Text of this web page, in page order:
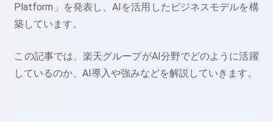
Platform」を発表し、AIを活用したビジネスモデルを構
築しています。
この記事では、楽天グループがAI分野でどのように活躍
しているのか、AI導入や強みなどを解説していきます。